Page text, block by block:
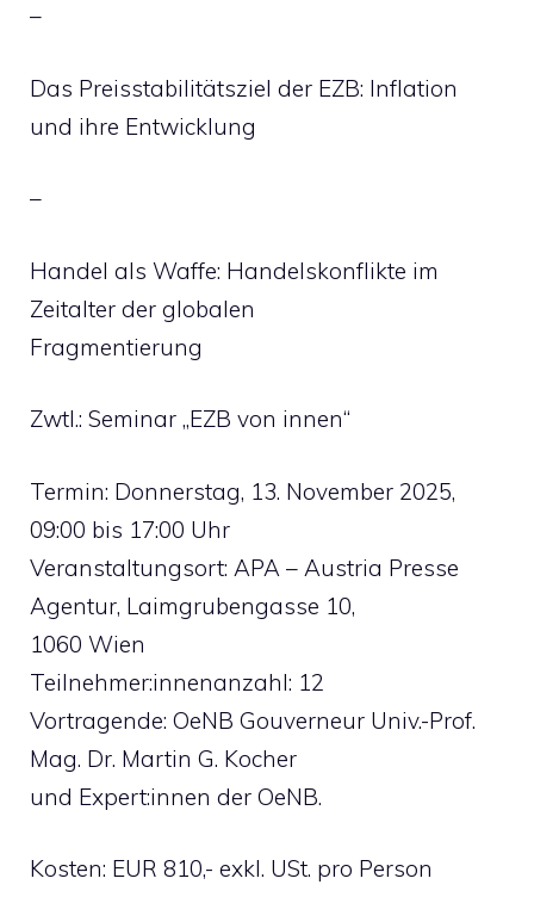
–
Das Preisstabilitätsziel der EZB: Inflation
und ihre Entwicklung
–
Handel als Waffe: Handelskonflikte im
Zeitalter der globalen
Fragmentierung
Zwtl.: Seminar „EZB von innen“
Termin: Donnerstag, 13. November 2025,
09:00 bis 17:00 Uhr
Veranstaltungsort: APA – Austria Presse
Agentur, Laimgrubengasse 10,
1060 Wien
Teilnehmer:innenanzahl: 12
Vortragende: OeNB Gouverneur Univ.-Prof.
Mag. Dr. Martin G. Kocher
und Expert:innen der OeNB.
Kosten: EUR 810,- exkl. USt. pro Person